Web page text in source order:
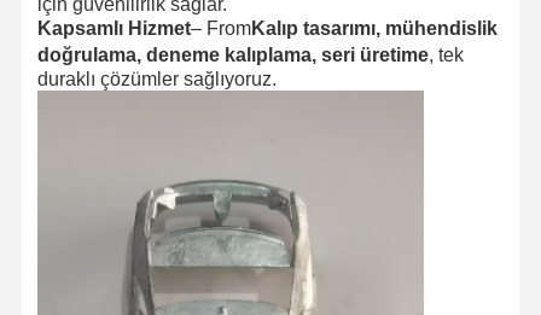
için güvenilirlik sağlar.
Kapsamlı Hizmet– FromKalıp tasarımı, mühendislik
doğrulama, deneme kalıplama, seri üretime, tek
duraklı çözümler sağlıyoruz.